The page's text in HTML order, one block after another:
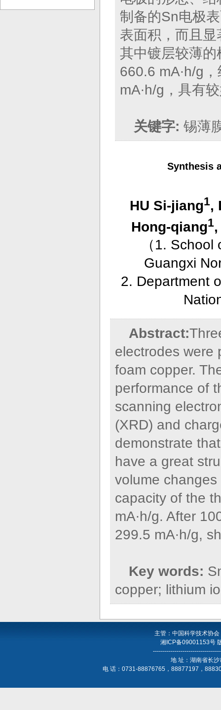
制备的Sn电极
表面积，而且
其中镀层较薄
660.6 mA∙h/g
mA∙h/g，具有
关键字: 锡薄
Synthesis
HU Si-jiang1,
Hong-qiang1
（1. School
Guangxi
2. Department
Abstract:
electrodes were
foam copper.
performance of
scanning
(XRD) and
demonstrate
have a great
volume
capacity of the
mA∙h/g. After
299.5 mA∙h/g,
Key words:
copper; lithium
主管：中国科学技术协
湘ICP备09001153号
地 址：湖南省长
电 话：0731-88876765，88877197，